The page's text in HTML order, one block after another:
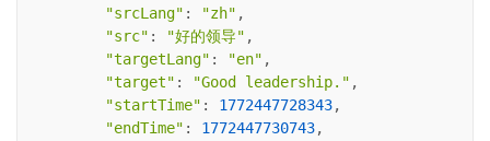
"srcLang" : "zh" ,
"src" : "好的领导" ,
"targetLang" : "en" ,
"target" : "Good leadership." ,
"startTime" : 1772447728343,
"endTime" : 1772447730743,